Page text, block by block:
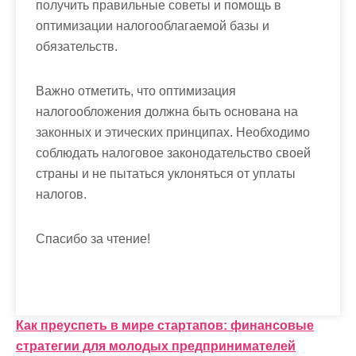
получить правильные советы и помощь в
оптимизации налогооблагаемой базы и
обязательств.
Важно отметить, что оптимизация
налогообложения должна быть основана на
законных и этических принципах. Необходимо
соблюдать налоговое законодательство своей
страны и не пытаться уклоняться от уплаты
налогов.
Спасибо за чтение!
Н
Как преуспеть в мире стартапов: финансовые
стратегии для молодых предпринимателей